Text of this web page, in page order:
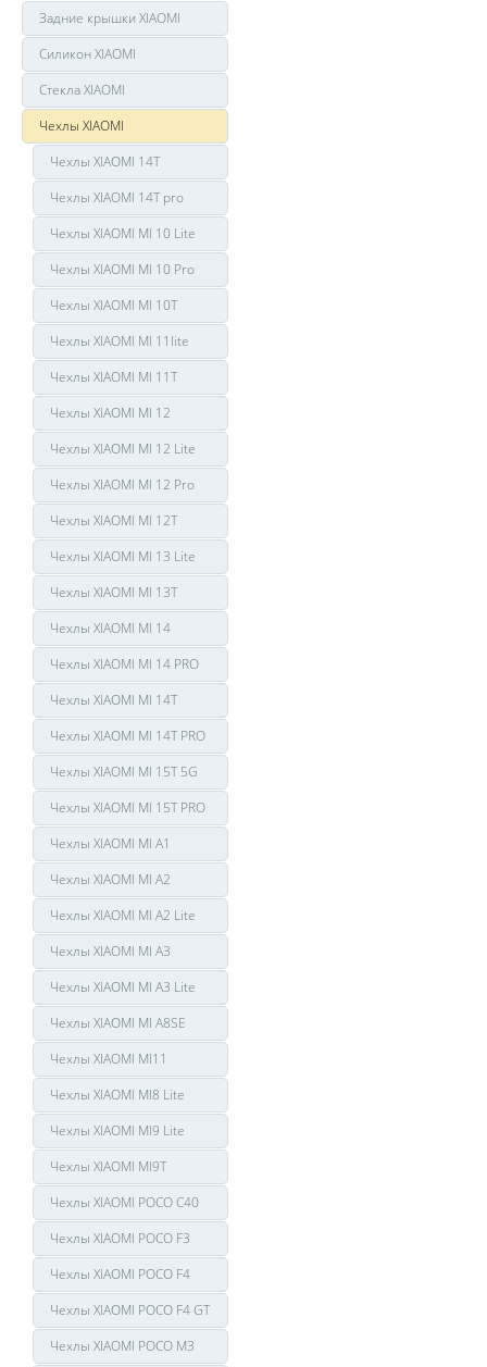
Задние крышки XIAOMI
Силикон XIAOMI
Стекла XIAOMI
Чехлы XIAOMI
Чехлы XIAOMI 14T
Чехлы XIAOMI 14T pro
Чехлы XIAOMI MI 10 Lite
Чехлы XIAOMI MI 10 Pro
Чехлы XIAOMI MI 10T
Чехлы XIAOMI MI 11lite
Чехлы XIAOMI MI 11T
Чехлы XIAOMI MI 12
Чехлы XIAOMI MI 12 Lite
Чехлы XIAOMI MI 12 Pro
Чехлы XIAOMI MI 12T
Чехлы XIAOMI MI 13 Lite
Чехлы XIAOMI MI 13T
Чехлы XIAOMI MI 14
Чехлы XIAOMI MI 14 PRO
Чехлы XIAOMI MI 14T
Чехлы XIAOMI MI 14T PRO
Чехлы XIAOMI MI 15T 5G
Чехлы XIAOMI MI 15T PRO
Чехлы XIAOMI MI A1
Чехлы XIAOMI MI A2
Чехлы XIAOMI MI A2 Lite
Чехлы XIAOMI MI A3
Чехлы XIAOMI MI A3 Lite
Чехлы XIAOMI MI A8SE
Чехлы XIAOMI MI11
Чехлы XIAOMI MI8 Lite
Чехлы XIAOMI MI9 Lite
Чехлы XIAOMI MI9T
Чехлы XIAOMI POCO C40
Чехлы XIAOMI POCO F3
Чехлы XIAOMI POCO F4
Чехлы XIAOMI POCO F4 GT
Чехлы XIAOMI POCO M3